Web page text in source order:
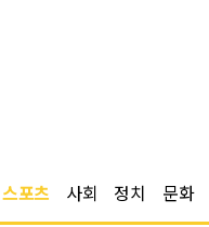
스포츠 사회 정치 문화